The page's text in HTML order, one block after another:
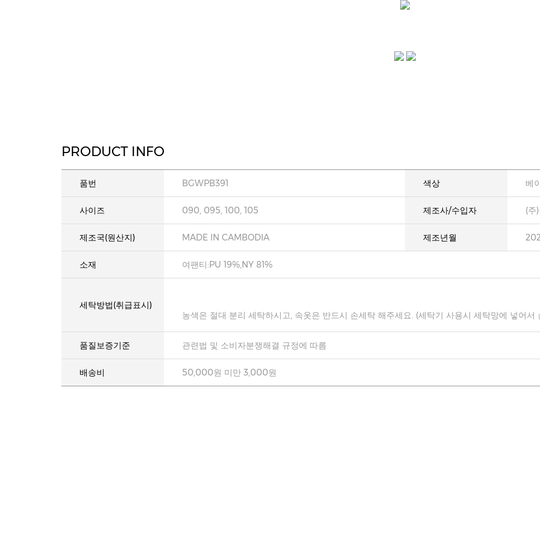
PRODUCT INFO
품번 BGWPB391 색상 베
사이즈 090, 095, 100, 105 제조사/수입자 (주
제조국(원산지) MADE IN CAMBODIA 제조년월
소재 여팬티:PU 19%,NY 81%
세탁방법(취급표시)
농색은 절대 분리 세탁하시고, 속옷은 반드시 손세탁 해주세요. (세탁기 사용시 세탁망에 넣어서
품질보증기준 관련법 및 소비자분쟁해결 규정에 따름
배송비 50,000원 미만 3,000원